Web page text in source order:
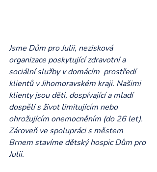
Jsme Dům pro Julii, nezisková
organizace poskytující zdravotní a
sociální služby v domácím  prostředí
klientů v Jihomoravském kraji. Našimi
klienty jsou děti, dospívající a mladí
dospělí s život limitujícím nebo
ohrožujícím onemocněním (do 26 let).
Zároveň ve spolupráci s městem
Brnem stavíme dětský hospic Dům pro
Julii.